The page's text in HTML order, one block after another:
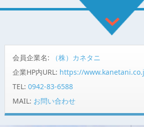
会員企業名:
（株）カネタニ
企業HP内URL: https://www.kanetani.co.jp/
TEL: 0942-83-6588
MAIL: お問い合わせ